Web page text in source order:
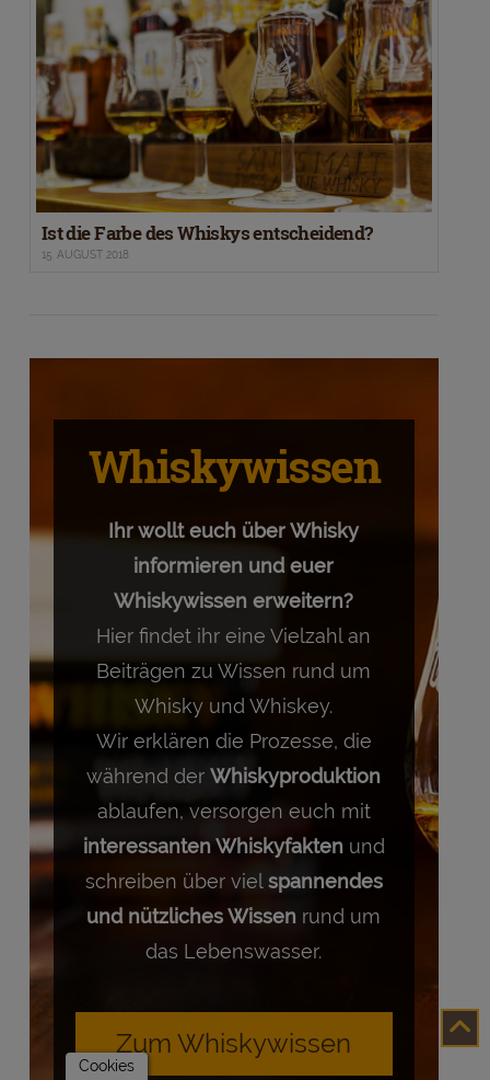
Ist die Farbe des Whiskys entscheidend?
15. AUGUST 2018
Whiskywissen
Ihr wollt euch über Whisky
informieren und euer
Whiskywissen erweitern?
Hier findet ihr eine Vielzahl an
Beiträgen zu Wissen rund um
Whisky und Whiskey.
Wir erklären die Prozesse, die
während derWhiskyproduktion
ablaufen, versorgen euch mit
interessanten Whiskyfaktenund
schreiben über viel spannendes
und nützliches Wissen rund um
das Lebenswasser.
Zum Whiskywissen
Cookies